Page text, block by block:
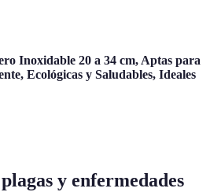
Inoxidable 20 a 34 cm, Aptas para
Ecológicas y Saludables, Ideales
y enfermedades